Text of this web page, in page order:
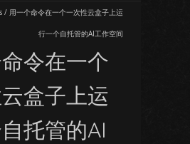
/ 用一个命令在一个一次性云盒子上运
行一个自托管的AI工作空间
令在一个
盒子上运
托管的AI